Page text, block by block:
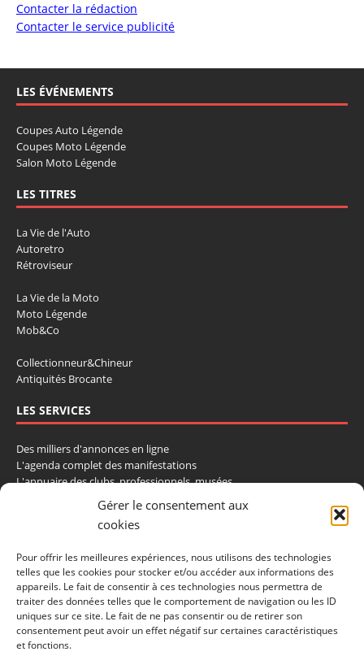
Gérer le consentement aux
cookies
Pour offrir les meilleures expériences, nous utilisons des technologies
telles que les cookies pour stocker et/ou accéder aux informations des
appareils. Le fait de consentir à ces technologies nous permettra de
traiter des données telles que le comportement de navigation ou les ID
uniques sur ce site. Le fait de ne pas consentir ou de retirer son
consentement peut avoir un effet négatif sur certaines caractéristiques
et fonctions.
Contacter la rédaction
Contacter le service publicité
LES ÉVÉNEMENTS
Coupes Auto Légende
Coupes Moto Légende
Salon Moto Légende
LES TITRES
La Vie de l'Auto
Autoretro
Rétroviseur
La Vie de la Moto
Moto Légende
Mob&Co
Collectionneur&Chineur
Antiquités Brocante
LES SERVICES
Des milliers d'annonces en ligne
L'agenda complet des manifestations
L'annuaire des clubs, professionnels, musées
La cote et les ventes aux enchères
La Boutique du Collectionneur
CONTACTEZ-NOUS
LA VIE DE L'AUTO
BP 40419
77309 Fontainebleau Cedex